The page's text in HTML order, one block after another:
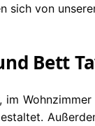
sich von
Bett
im